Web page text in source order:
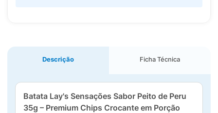
Descrição Ficha Técnica
Batata Lay's Sensações Sabor Peito de Peru
35g – Premium Chips Crocante em Porção